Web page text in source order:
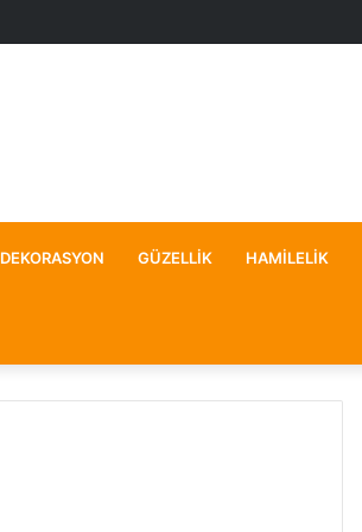
DEKORASYON GÜZELLIK HAMILELIK